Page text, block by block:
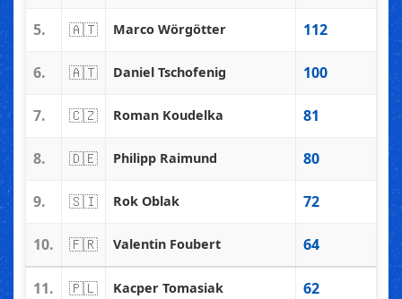
5. 🇦🇹 Marco Wörgötter 112
6. 🇦🇹 Daniel Tschofenig 100
7. 🇨🇿 Roman Koudelka 81
8. 🇩🇪 Philipp Raimund 80
9. 🇸🇮 Rok Oblak 72
10. 🇫🇷 Valentin Foubert 64
11. 🇵🇱 Kacper Tomasiak 62